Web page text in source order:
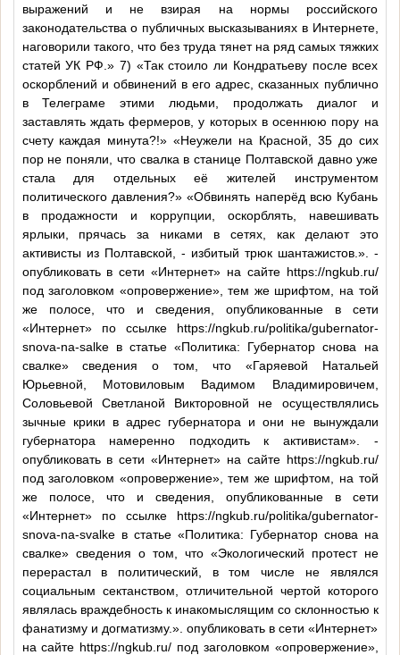
выражений и не взирая на нормы российского
законодательства о публичных высказываниях в Интернете,
наговорили такого, что без труда тянет на ряд самых тяжких
статей УК РФ.» 7) «Так стоило ли Кондратьеву после всех
оскорблений и обвинений в его адрес, сказанных публично
в Телеграме этими людьми, продолжать диалог и
заставлять ждать фермеров, у которых в осеннюю пору на
счету каждая минута?!» «Неужели на Красной, 35 до сих
пор не поняли, что свалка в станице Полтавской давно уже
стала для отдельных её жителей инструментом
политического давления?» «Обвинять наперёд всю Кубань
в продажности и коррупции, оскорблять, навешивать
ярлыки, прячась за никами в сетях, как делают это
активисты из Полтавской, - избитый трюк шантажистов.». -
опубликовать в сети «Интернет» на сайте https://ngkub.ru/
под заголовком «опровержение», тем же шрифтом, на той
же полосе, что и сведения, опубликованные в сети
«Интернет» по ссылке https://ngkub.ru/politika/gubernator-
snova-na-salke в статье «Политика: Губернатор снова на
свалке» сведения о том, что «Гаряевой Натальей
Юрьевной, Мотовиловым Вадимом Владимировичем,
Соловьевой Светланой Викторовной не осуществлялись
зычные крики в адрес губернатора и они не вынуждали
губернатора намеренно подходить к активистам». -
опубликовать в сети «Интернет» на сайте https://ngkub.ru/
под заголовком «опровержение», тем же шрифтом, на той
же полосе, что и сведения, опубликованные в сети
«Интернет» по ссылке https://ngkub.ru/politika/gubernator-
snova-na-svalke в статье «Политика: Губернатор снова на
свалке» сведения о том, что «Экологический протест не
перерастал в политический, в том числе не являлся
социальным сектанством, отличительной чертой которого
являлась враждебность к инакомыслящим со склонностью к
фанатизму и догматизму.». опубликовать в сети «Интернет»
на сайте https://ngkub.ru/ под заголовком «опровержение»,